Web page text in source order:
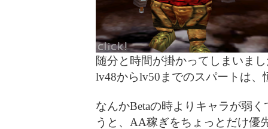
随分と時間が掛かってしまいま
lv48からlv50までのスパートは、
なんかBetaの時よりキャラが弱
うと、AA稼ぎをちょっとだけ優